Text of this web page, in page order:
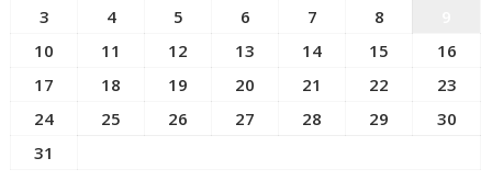
3
4 5 6 7 8
10
11 12 13 14 15
16
17
18 19 20 21 22
23
24
25 26 27 28 29
30
31